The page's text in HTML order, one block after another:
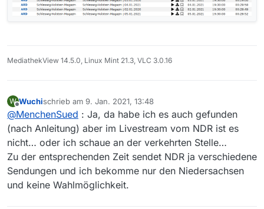
MediathekView 14.5.0, Linux Mint 21.3, VLC 3.0.16
W
Offline
Wuchischrieb am 9. Jan. 2021, 13:48
zuletzt editiert von
@MenchenSued : Ja, da habe ich es auch gefunden
(nach Anleitung) aber im Livestream vom NDR ist es
nicht… oder ich schaue an der verkehrten Stelle…
Zu der entsprechenden Zeit sendet NDR ja verschiedene
Sendungen und ich bekomme nur den Niedersachsen
und keine Wahlmöglichkeit.